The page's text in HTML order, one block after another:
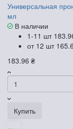
Универсальная
мл
В наличии
1-11 шт
от 12 шт
183.96 ₴
Купить